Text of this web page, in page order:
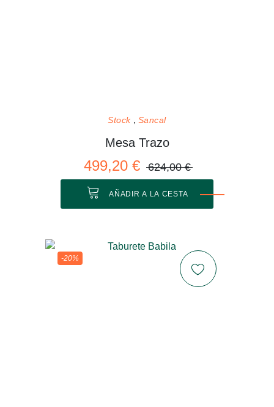
Stock Sancal
Mesa Trazo
499,20 € 624,00 €
AÑADIR A LA CESTA
-20%